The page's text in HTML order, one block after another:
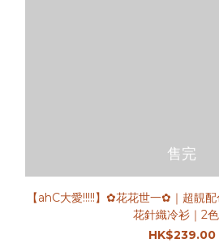
售完
【ahC大愛!!!!!】✿花花世一✿｜超靚
花針織冷衫｜2
HK$239.00